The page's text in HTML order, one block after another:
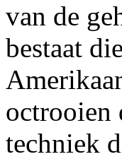
van de
bestaat
octrooien
techniek